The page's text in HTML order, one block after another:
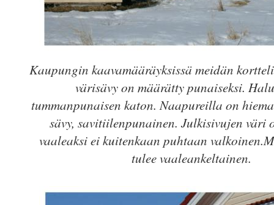
Kaupungin kaavamääräyksissä meidän
värisävy on määrätty punaiseksi.
tummanpunaisen katon. Naapureilla on
sävy, savitiilenpunainen. Julkisivujen väri
vaaleaksi ei kuitenkaan puhtaan
tulee vaaleankeltainen.